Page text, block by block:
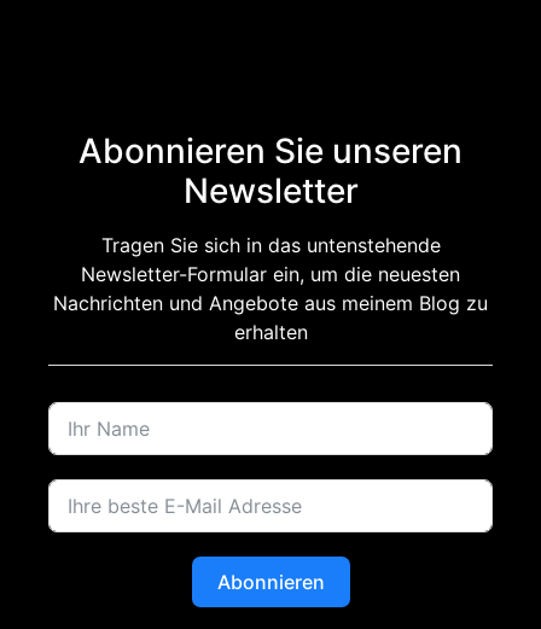
Abonnieren Sie unseren
Newsletter
Tragen Sie sich in das untenstehende
Newsletter-Formular ein, um die neuesten
Nachrichten und Angebote aus meinem Blog zu
erhalten
Abonnieren